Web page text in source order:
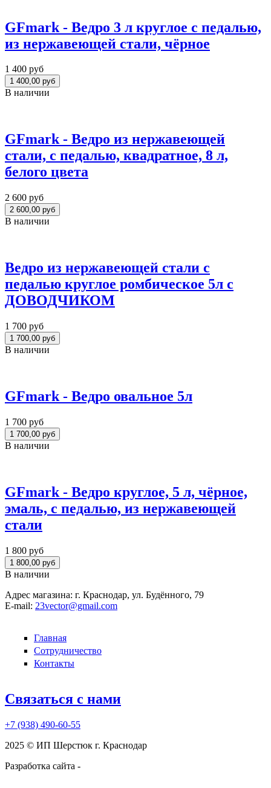
GFmark - Ведро 3 л круглое с педалью,
из нержавеющей стали, чёрное
1 400 руб
В наличии
GFmark - Ведро из нержавеющей
стали, с педалью, квадратное, 8 л,
белого цвета
2 600 руб
В наличии
Ведро из нержавеющей стали с
педалью круглое ромбическое 5л с
ДОВОДЧИКОМ
1 700 руб
В наличии
GFmark - Ведро овальное 5л
1 700 руб
В наличии
GFmark - Ведро круглое, 5 л, чёрное,
эмаль, с педалью, из нержавеющей
стали
1 800 руб
В наличии
Адрес магазина: г. Краснодар, ул. Будённого, 79
E-mail: 23vector@gmail.com
Главная
Сотрудничество
Контакты
Связаться с нами
+7 (938) 490-60-55
2025 © ИП Шерстюк г. Краснодар
Разработка сайта -